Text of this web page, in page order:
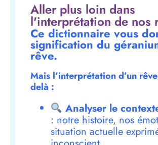
Aller plus loin dans
l'interprétation de nos
Ce dictionnaire vous
signification du
rêve.
Mais l’interprétation d’un
delà :
Analyser le
: notre histoire, nos
situation actuelle